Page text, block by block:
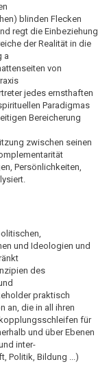
blinden Flecken
regt die Einbeziehung
der Realität in die
a
von
jedes ernsthaften
Paradigmas
Bereicherung
zwischen seinen
Persönlichkeiten,
und Ideologien und
des
praktisch
an, die in all ihren
für
und über Ebenen
inter-
Politik, Bildung ...)